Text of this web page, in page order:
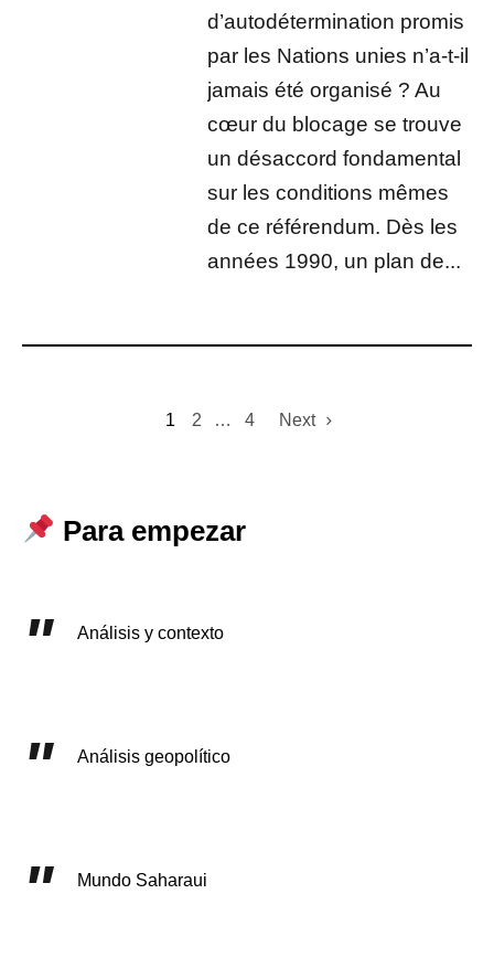
d’autodétermination promis
par les Nations unies n’a-t-il
jamais été organisé ? Au
cœur du blocage se trouve
un désaccord fondamental
sur les conditions mêmes
de ce référendum. Dès les
années 1990, un plan de...
1 2 … 4 Next
Para empezar
Análisis y contexto
Análisis geopolítico
Mundo Saharaui